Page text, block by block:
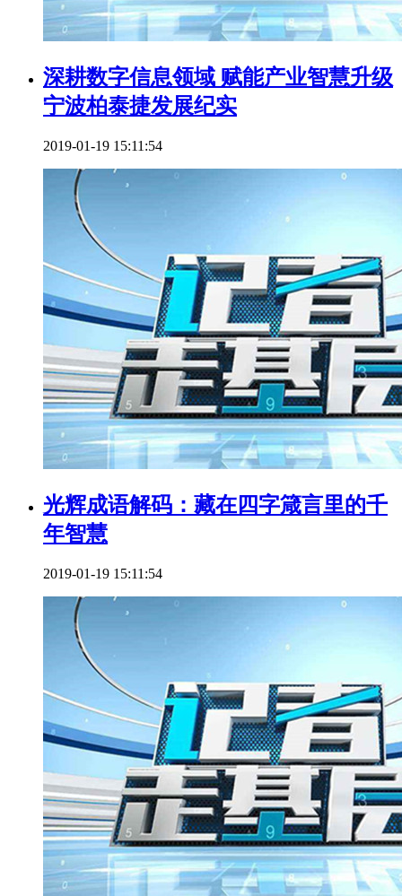
深耕数字信息领域 赋能产业智慧升级
宁波柏泰捷发展纪实
2019-01-19 15:11:54
光辉成语解码：藏在四字箴言里的千
年智慧
2019-01-19 15:11:54